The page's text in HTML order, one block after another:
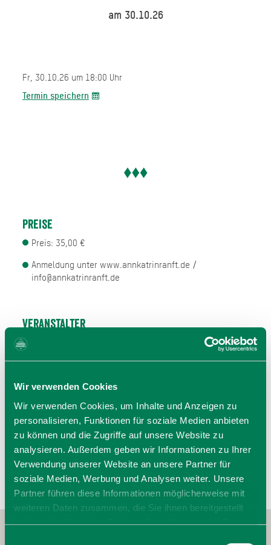
Wir verwenden Cookies
Wir verwenden Cookies, um Inhalte und Anzeigen zu
personalisieren, Funktionen für soziale Medien anbieten
zu können und die Zugriffe auf unsere Website zu
analysieren. Außerdem geben wir Informationen zu Ihrer
Verwendung unserer Website an unsere Partner für
soziale Medien, Werbung und Analysen weiter. Unsere
Partner führen diese Informationen möglicherweise mit
weiteren Daten zusammen, die Sie ihnen bereitgestellt
haben oder die sie im Rahmen Ihrer Nutzung der Dienste
am 30.10.26
Fr, 30.10.26 um 18:00 Uhr
Termin speichern
Preise
Preis: 35,00 €
Anmeldung unter www.annkatrinranft.de /
info@annkatrinranft.de
Veranstalter
Ann-Katrin Ranft
Tel.: 0177 7190474
E-Mail verfassen